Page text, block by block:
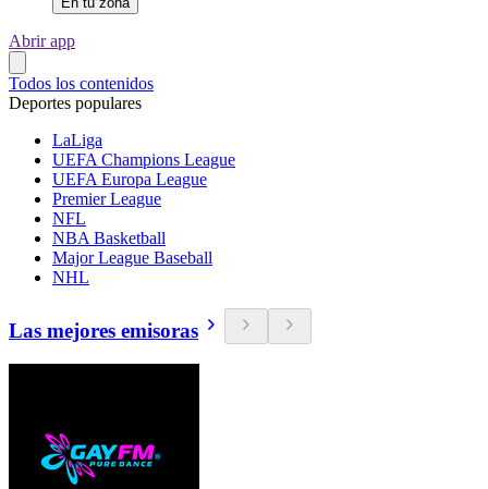
Abrir app
Todos los contenidos
Deportes populares
LaLiga
UEFA Champions League
UEFA Europa League
Premier League
NFL
NBA Basketball
Major League Baseball
NHL
Las mejores emisoras